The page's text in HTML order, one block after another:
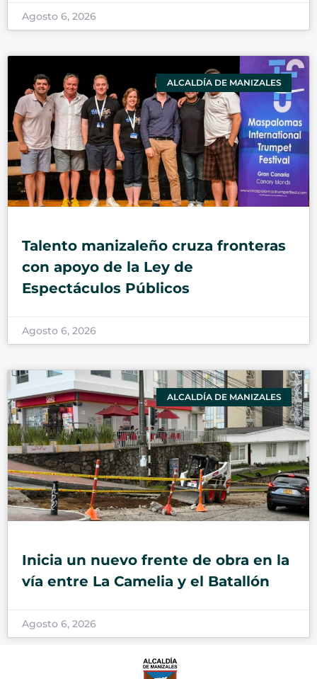
Agosto 6, 2026
ALCALDÍA DE MANIZALES
Talento manizaleño cruza fronteras
con apoyo de la Ley de
Espectáculos Públicos
Agosto 6, 2026
ALCALDÍA DE MANIZALES
Inicia un nuevo frente de obra en la
vía entre La Camelia y el Batallón
Agosto 6, 2026